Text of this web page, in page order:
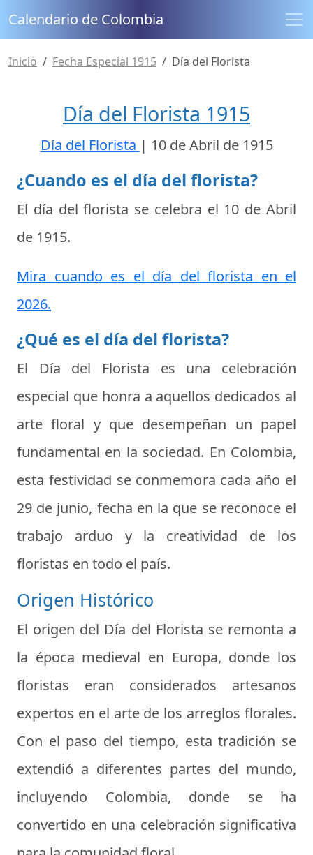
Calendario de Colombia
Inicio Fecha Especial 1915 Día del Florista
Día del Florista 1915
Día del Florista | 10 de Abril de 1915
¿Cuando es el día del florista?
El día del florista se celebra el 10 de Abril
de 1915.
Mira cuando es el día del florista en el
2026.
¿Qué es el día del florista?
El Día del Florista es una celebración
especial que honra a aquellos dedicados al
arte floral y que desempeñan un papel
fundamental en la sociedad. En Colombia,
esta festividad se conmemora cada año el
29 de junio, fecha en la que se reconoce el
trabajo arduo y la creatividad de los
floristas en todo el país.
Origen Histórico
El origen del Día del Florista se remonta a
la época medieval en Europa, donde los
floristas eran considerados artesanos
expertos en el arte de los arreglos florales.
Con el paso del tiempo, esta tradición se
extendió a diferentes partes del mundo,
incluyendo Colombia, donde se ha
convertido en una celebración significativa